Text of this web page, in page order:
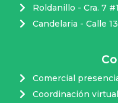
Roldanillo - Cra. 7
Candelaria - Calle
Comercial
Coordinación